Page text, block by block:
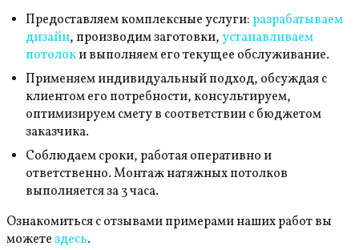
Предоставляем комплексные услуги:разрабатываем
дизайн, производим заготовки,устанавливаем
потолоки выполняем его текущее обслуживание.
Применяем индивидуальный подход, обсуждая с
клиентом его потребности, консультируем,
оптимизируем смету в соответствии с бюджетом
заказчика.
Соблюдаем сроки, работая оперативно и
ответственно. Монтаж натяжных потолков
выполняется за 3 часа.
Ознакомиться с отзывами примерами наших работ вы
можетездесь.